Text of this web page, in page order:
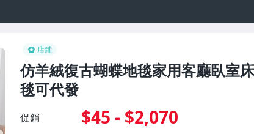
店鋪
仿羊絨復古蝴蝶地毯家用客廳臥室
毯可代發
促銷 $45 - $2,070